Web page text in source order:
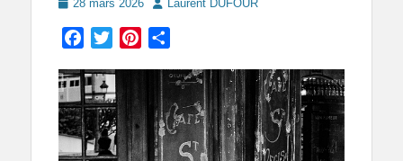
28 mars 2026 Laurent DUFOUR
Facebook
TwitterPinterest